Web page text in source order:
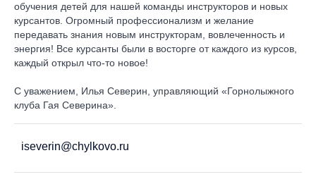
обучения детей для нашей команды инструкторов и новых
курсантов. Огромный профессионализм и желание
передавать знания новым инструкторам, вовлеченность и
энергия! Все курсанты были в восторге от каждого из курсов,
каждый открыл что-то новое!
С уважением, Илья Северин, управляющий «Горнолыжного
клуба Гая Северина».
iseverin@chylkovo.ru